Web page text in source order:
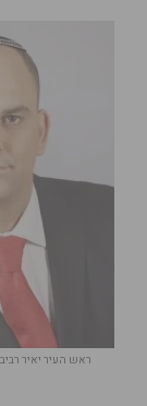
ראש העיר יאיר